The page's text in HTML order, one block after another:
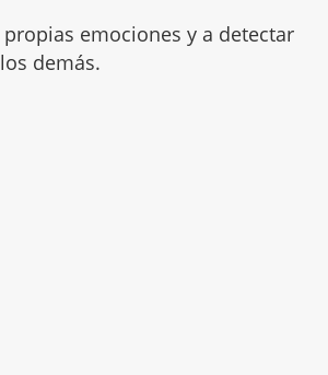
emociones y a detectar
demás.